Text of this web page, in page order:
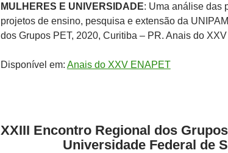
MULHERES E UNIVERSIDADE: Uma análise das
projetos de ensino, pesquisa e extensão da
dos Grupos PET, 2020, Curitiba – PR. Anais do
Disponível em: Anais do XXV ENAPET
XXIII Encontro Regional dos
Universidade Federal de